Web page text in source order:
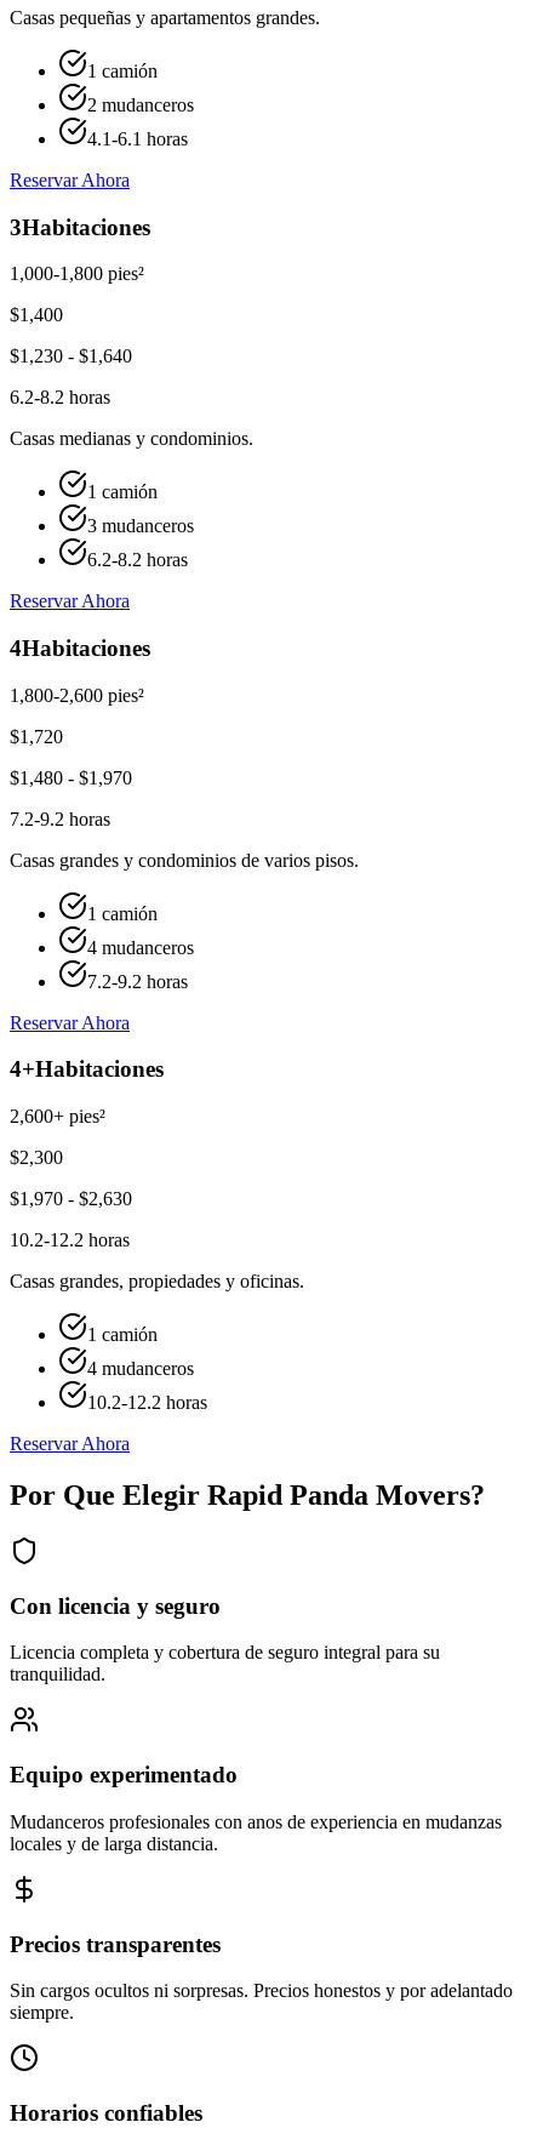
Casas pequeñas y apartamentos grandes.
1 camión
2 mudanceros
4.1-6.1 horas
Reservar Ahora
3Habitaciones
1,000-1,800 pies²
$1,400
$1,230 - $1,640
6.2-8.2 horas
Casas medianas y condominios.
1 camión
3 mudanceros
6.2-8.2 horas
Reservar Ahora
4Habitaciones
1,800-2,600 pies²
$1,720
$1,480 - $1,970
7.2-9.2 horas
Casas grandes y condominios de varios pisos.
1 camión
4 mudanceros
7.2-9.2 horas
Reservar Ahora
4+Habitaciones
2,600+ pies²
$2,300
$1,970 - $2,630
10.2-12.2 horas
Casas grandes, propiedades y oficinas.
1 camión
4 mudanceros
10.2-12.2 horas
Reservar Ahora
Por Que Elegir Rapid Panda Movers?
Con licencia y seguro
Licencia completa y cobertura de seguro integral para su
tranquilidad.
Equipo experimentado
Mudanceros profesionales con anos de experiencia en mudanzas
locales y de larga distancia.
Precios transparentes
Sin cargos ocultos ni sorpresas. Precios honestos y por adelantado
siempre.
Horarios confiables